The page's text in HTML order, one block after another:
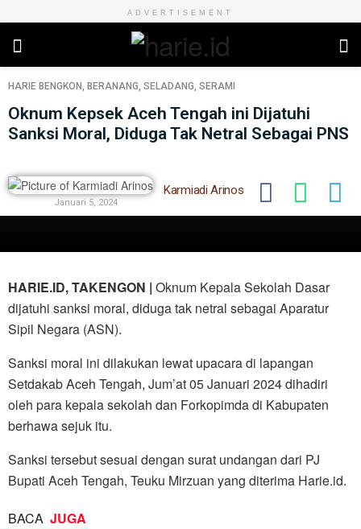
ADVERTISEMENT
HARIE BENGKON, BERANANG, SELADANG, SERAMI
Oknum Kepsek Aceh Tengah ini Dijatuhi
Sanksi Moral, Diduga Tak Netral Sebagai PNS
Karmiadi Arinos
Januari 5, 2024
HARIE.ID, TAKENGON | Oknum Kepala Sekolah Dasar
dijatuhi sanksi moral, diduga tak netral sebagai Aparatur
Sipil Negara (ASN).
Sanksi moral ini dilakukan lewat upacara di lapangan
Setdakab Aceh Tengah, Jum’at 05 Januari 2024 dihadiri
oleh para kepala sekolah dan Forkopimda di Kabupaten
berhawa sejuk itu.
Sanksi tersebut sesuai dengan surat undangan dari PJ
Bupati Aceh Tengah, Teuku Mirzuan yang diterima Harie.id.
BACA JUGA